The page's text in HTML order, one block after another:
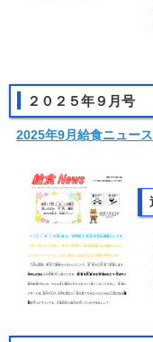
２０２５年９月号
2025年9月給食ニュース